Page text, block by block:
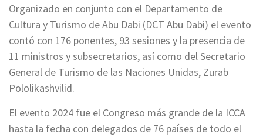
Organizado en conjunto con el Departamento de
Cultura y Turismo de Abu Dabi (DCT Abu Dabi) el evento
contó con 176 ponentes, 93 sesiones y la presencia de
11 ministros y subsecretarios, así como del Secretario
General de Turismo de las Naciones Unidas, Zurab
Pololikashvilid.
El evento 2024 fue el Congreso más grande de la ICCA
hasta la fecha con delegados de 76 países de todo el